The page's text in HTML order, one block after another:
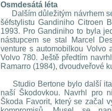
Osmdesátá léta
Dalším důležitým návrhem
šéfstylistu Gandiniho Citroen
1993. Pro Gandiniho to byla
nástupcem se stal Marcel
venture s automobilkou Volvo
Volvo 780. Ještě předtím
Ramarro (1984), dvoudveřové
Studio Bertone bylo další
naší Škodovkou. Navrhl pro
Škoda Favorit, který se začal